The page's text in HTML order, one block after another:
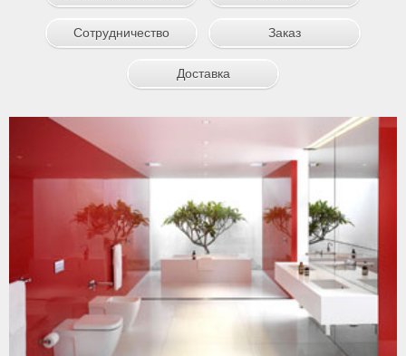
Сотрудничество Заказ
Доставка